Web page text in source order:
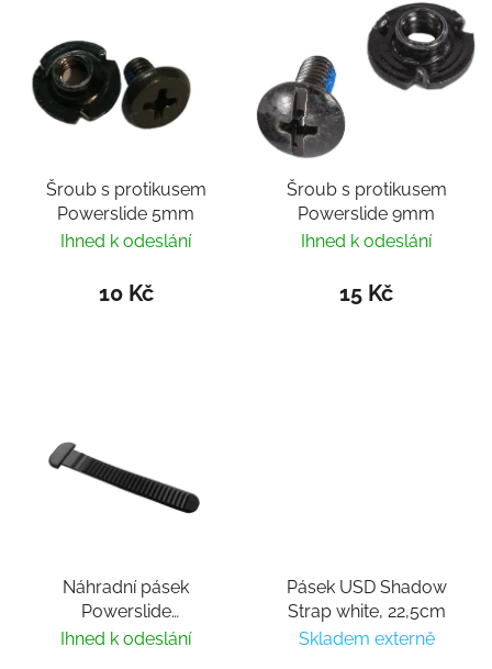
Šroub s protikusem
Powerslide 5mm
Ihned k odeslání
10 Kč
Šroub s protikusem
Powerslide 9mm
Ihned k odeslání
15 Kč
Náhradní pásek
Powerslide
Spider/Time Buckle
Ihned k odeslání
Pásek USD Shadow
Strap white, 22,5cm
Skladem externě